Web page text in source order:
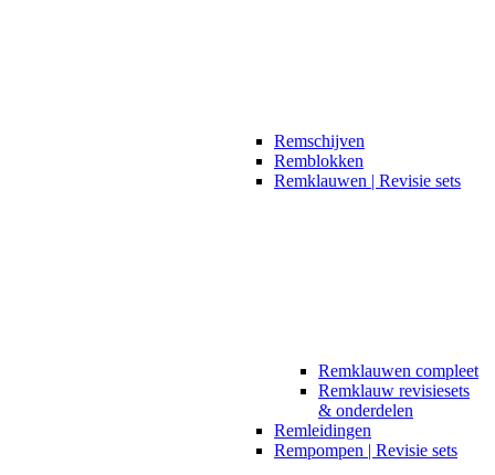
Remschijven
Remblokken
Remklauwen | Revisie sets
Remklauwen compleet
Remklauw revisiesets
& onderdelen
Remleidingen
Rempompen | Revisie sets